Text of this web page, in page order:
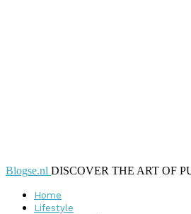
Blogse.nl DISCOVER THE ART OF
Home
Lifestyle